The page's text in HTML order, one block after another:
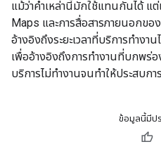
แม้ว่าคำเหล่านี้มักใช้แทนกันได้ แ
Maps และการสื่อสารภายนอกของ
อ้างอิงถึงระยะเวลาที่บริการทำงา
เพื่ออ้างอิงถึงการทำงานที่บกพร่
บริการไม่ทำงานจนทำให้ประสบก
ข้อมูลนี้มีปร